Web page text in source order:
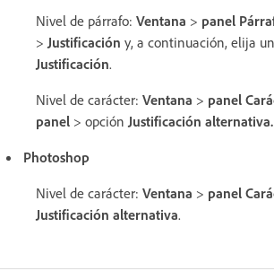
Nivel de párrafo: Ventana > panel
>Justificación y, a continuación, elija
Justificación.
Nivel de carácter: Ventana > panel
panel > opciónJustificación alternativa.
Photoshop
Nivel de carácter: Ventana > panel
Justificación alternativa.